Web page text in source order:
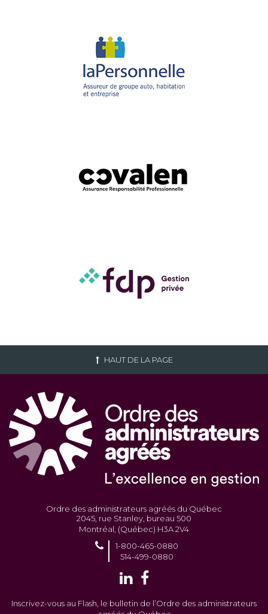
HAUT DE LA PAGE
Ordre des administrateurs agréés du Québec
2045, rue Stanley, bureau 500
Montréal, (Québec) H3A 2V4
1-800-465-0880
514-499-0880
Inscrivez-vous au Flash, le bulletin de l’Ordre des administrateurs